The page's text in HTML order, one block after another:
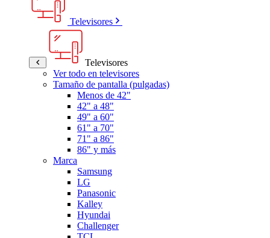
Televisores
Televisores
Ver todo en televisores
Tamaño de pantalla (pulgadas)
Menos de 42"
42" a 48"
49" a 60"
61" a 70"
71" a 86"
86" y más
Marca
Samsung
LG
Panasonic
Kalley
Hyundai
Challenger